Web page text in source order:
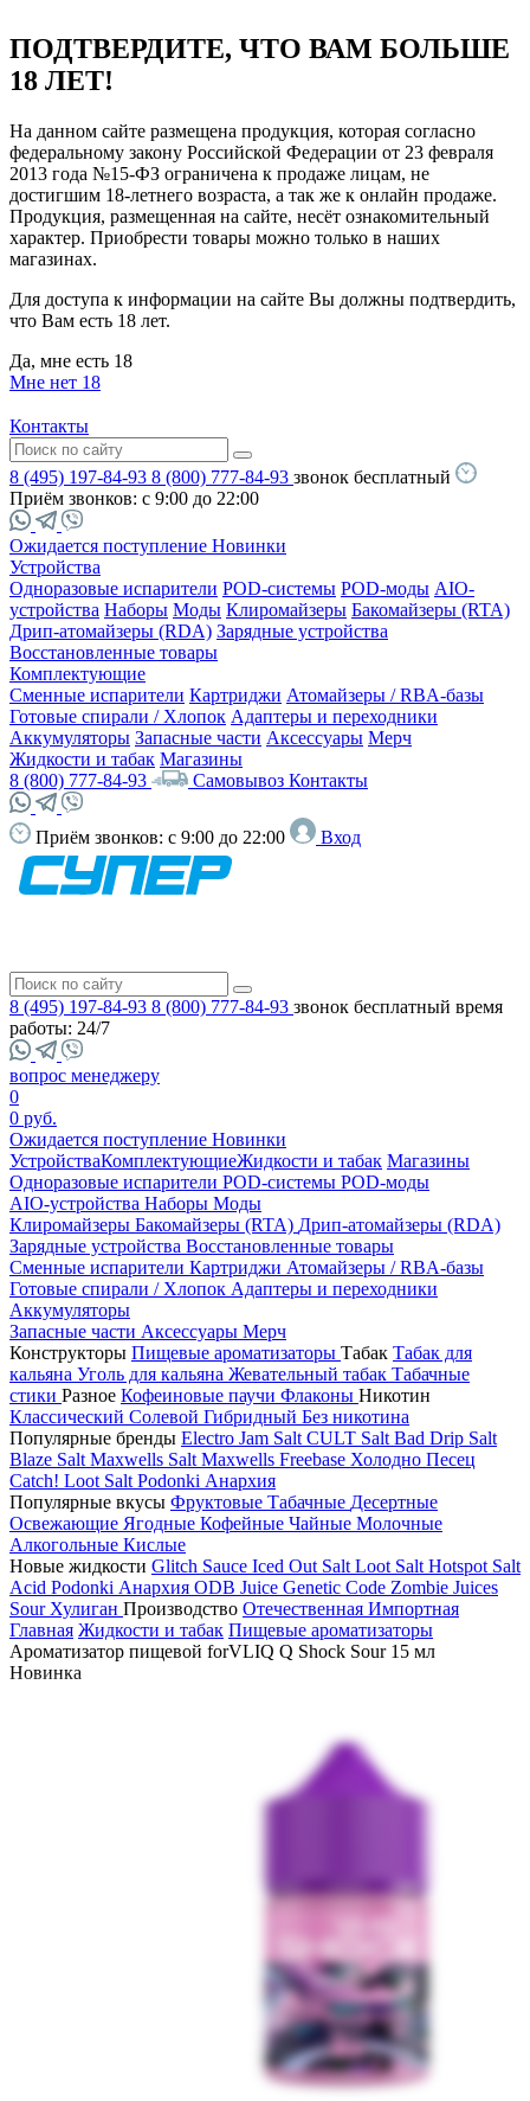
ПОДТВЕРДИТЕ, ЧТО ВАМ БОЛЬШЕ
18 ЛЕТ!
На данном сайте размещена продукция, которая согласно
федеральному закону Российской Федерации от 23 февраля
2013 года №15-ФЗ ограничена к продаже лицам, не
достигшим 18-летнего возраста, а так же к онлайн продаже.
Продукция, размещенная на сайте, несёт ознакомительный
характер. Приобрести товары можно только в наших
магазинах.
Для доступа к информации на сайте Вы должны подтвердить,
что Вам есть 18 лет.
Да, мне есть 18
Мне нет 18
Контакты
8 (495) 197-84-93 8 (800) 777-84-93 звонок бесплатный
Приём звонков: с 9:00 до 22:00
Ожидается поступление Новинки
Устройства
Одноразовые испарители POD-системы POD-моды AIO-
устройства Наборы Моды Клиромайзеры Бакомайзеры (RTA)
Дрип-атомайзеры (RDA) Зарядные устройства
Восстановленные товары
Комплектующие
Сменные испарители Картриджи Атомайзеры / RBA-базы
Готовые спирали / Хлопок Адаптеры и переходники
Аккумуляторы Запасные части Аксессуары Мерч
Жидкости и табак Магазины
8 (800) 777-84-93
Самовывоз Контакты
Приём звонков: с 9:00 до 22:00 Вход
8 (495) 197-84-93 8 (800) 777-84-93 звонок бесплатный время
работы: 24/7
вопрос менеджеру
0
0 руб.
Ожидается поступление Новинки
УстройстваКомплектующиеЖидкости и табак Магазины
Одноразовые испарители POD-системы POD-моды
AIO-устройства Наборы Моды
Клиромайзеры Бакомайзеры (RTA) Дрип-атомайзеры (RDA)
Зарядные устройства Восстановленные товары
Сменные испарители Картриджи Атомайзеры / RBA-базы
Готовые спирали / Хлопок Адаптеры и переходники
Аккумуляторы
Запасные части Аксессуары Мерч
Конструкторы Пищевые ароматизаторы Табак Табак для
кальяна Уголь для кальяна Жевательный табак Табачные
стики Разное Кофеиновые паучи Флаконы Никотин
Классический Солевой Гибридный Без никотина
Популярные бренды Electro Jam Salt CULT Salt Bad Drip Salt
Blaze Salt Maxwells Salt Maxwells Freebase Холодно Песец
Catch! Loot Salt Podonki Анархия
Популярные вкусы Фруктовые Табачные Десертные
Освежающие Ягодные Кофейные Чайные Молочные
Алкогольные Кислые
Новые жидкости Glitch Sauce Iced Out Salt Loot Salt Hotspot Salt
Acid Podonki Анархия ODB Juice Genetic Code Zombie Juices
Sour Хулиган Производство Отечественная Импортная
Главная Жидкости и табак Пищевые ароматизаторы
Ароматизатор пищевой forVLIQ Q Shock Sour 15 мл
Новинка